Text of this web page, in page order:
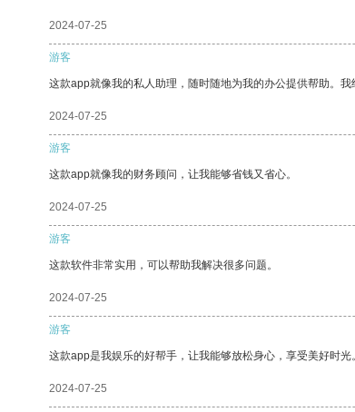
2024-07-25
游客
这款app就像我的私人助理，随时随地为我的办公提供帮助。
2024-07-25
游客
这款app就像我的财务顾问，让我能够省钱又省心。
2024-07-25
游客
这款软件非常实用，可以帮助我解决很多问题。
2024-07-25
游客
这款app是我娱乐的好帮手，让我能够放松身心，享受美好时光。
2024-07-25